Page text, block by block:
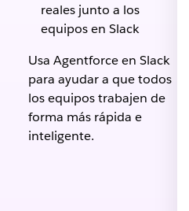
reales junto a los
equipos en Slack
Usa Agentforce en Slack
para ayudar a que todos
los equipos trabajen de
forma más rápida e
inteligente.